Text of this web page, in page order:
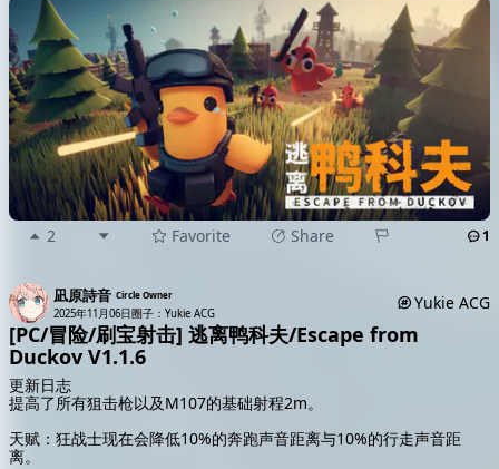
2 Favorite Share 1
凪原詩音 Circle Owner
2025年11月06日圈子：Yukie ACG Yukie ACG
[PC/冒险/刷宝射击] 逃离鸭科夫/Escape from
Duckov V1.1.6
更新日志
提高了所有狙击枪以及M107的基础射程2m。
天赋：狂战士现在会降低10%的奔跑声音距离与10%的行走声音距
离。